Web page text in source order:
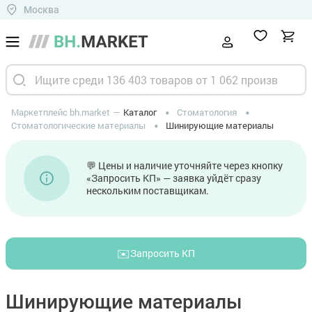
Москва
Маркетплейс bh.market Каталог
Стоматология
Стоматологические материалы
Шинирующие материалы
💬 Цены и наличие уточняйте через кнопку
«Запросить КП» — заявка уйдёт сразу
нескольким поставщикам.
✉️Запросить КП
Шинирующие материалы